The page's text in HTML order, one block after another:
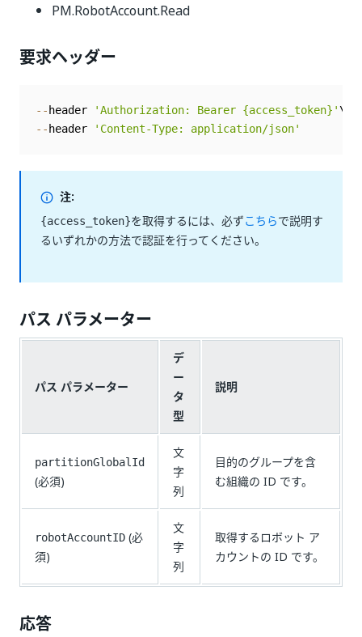
PM.RobotAccount.Read
要求ヘッダー
-- header 'Authorization: Bearer {access_token}'
-- header 'Content-Type: application/json'
注:
{access_token}を取得するには、必ずこちらで説明す
るいずれかの方法で認証を行ってください。
パス パラメーター
パス パラメーター
デ
ー
タ
型
説明
partitionGlobalId
(必須)
文
字
列
目的のグループを含
む組織の ID です。
robotAccountID (必
須)
文
字
列
取得するロボット ア
カウントの ID です。
応答